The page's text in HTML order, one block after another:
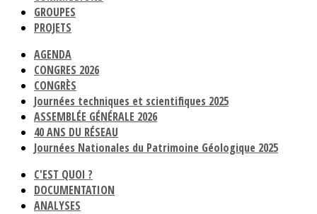
GROUPES
PROJETS
AGENDA
CONGRES 2026
CONGRÈS
Journées techniques et scientifiques 2025
ASSEMBLÉE GÉNÉRALE 2026
40 ANS DU RÉSEAU
Journées Nationales du Patrimoine Géologique 2025
C'EST QUOI ?
DOCUMENTATION
ANALYSES